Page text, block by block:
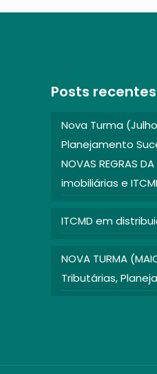
Posts recentes
Nova Turma
Planejamento
NOVAS REGRAS
imobiliárias e
ITCMD em
NOVA TURMA
Tributárias,